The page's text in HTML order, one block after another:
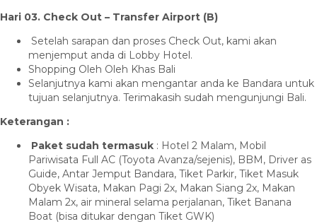
Hari 03. Check Out – Transfer Airport (B)
Setelah sarapan dan proses Check Out, kami akan
menjemput anda di Lobby Hotel.
Shopping Oleh Oleh Khas Bali
Selanjutnya kami akan mengantar anda ke Bandara untuk
tujuan selanjutnya. Terimakasih sudah mengunjungi Bali.
Keterangan :
Paket sudah termasuk : Hotel 2 Malam, Mobil
Pariwisata Full AC (Toyota Avanza/sejenis), BBM, Driver as
Guide, Antar Jemput Bandara, Tiket Parkir, Tiket Masuk
Obyek Wisata, Makan Pagi 2x, Makan Siang 2x, Makan
Malam 2x, air mineral selama perjalanan, Tiket Banana
Boat (bisa ditukar dengan Tiket GWK)